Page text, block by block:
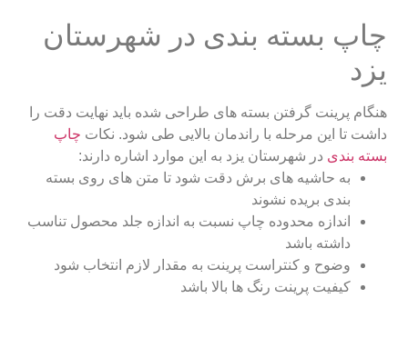
چاپ بسته بندی در شهرستان
یزد
هنگام پرینت گرفتن بسته های طراحی شده باید نهایت دقت را
داشت تا این مرحله با راندمان بالایی طی شود. نکات چاپ
بسته بندی در شهرستان یزد به این موارد اشاره دارند:
به حاشیه های برش دقت شود تا متن های روی بسته
بندی بریده نشوند
اندازه محدوده چاپ نسبت به اندازه جلد محصول تناسب
داشته باشد
وضوح و کنتراست پرینت به مقدار لازم انتخاب شود
کیفیت پرینت رنگ ها بالا باشد